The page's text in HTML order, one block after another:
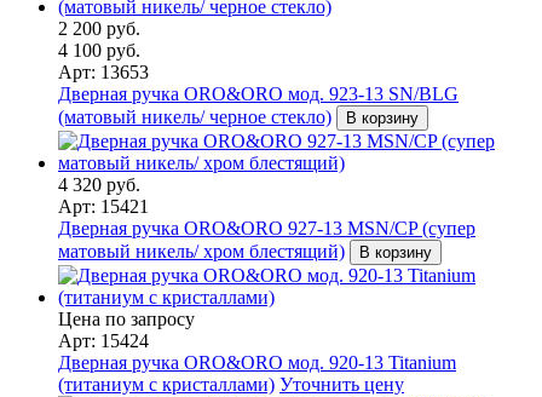
2 200 руб.
4 100 руб.
Арт: 13653
Дверная ручка ORO&ORO мод. 923-13 SN/BLG
(матовый никель/ черное стекло)
В корзину
4 320 руб.
Арт: 15421
Дверная ручка ORO&ORO 927-13 MSN/CP (супер
матовый никель/ хром блестящий)
В корзину
Цена по запросу
Арт: 15424
Дверная ручка ORO&ORO мод. 920-13 Titanium
(титаниум с кристаллами) Уточнить цену